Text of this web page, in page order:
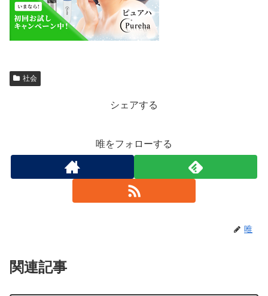
社会
シェアする
唯をフォローする
唯
関連記事